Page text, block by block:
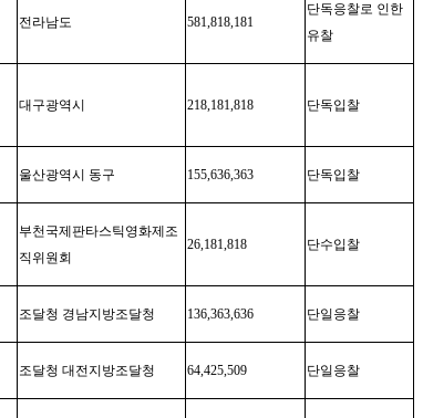
전라남도 581,818,181
단독응찰로 인한
유찰
대구광역시 218,181,818 단독입찰
울산광역시 동구 155,636,363 단독입찰
부천국제판타스틱영화제조
직위원회
26,181,818 단수입찰
조달청 경남지방조달청 136,363,636 단일응찰
조달청 대전지방조달청 64,425,509 단일응찰